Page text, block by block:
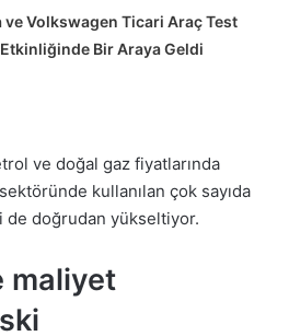
ve Volkswagen Ticari Araç Test
Bir Araya Geldi
ve doğal gaz fiyatlarında
kullanılan çok sayıda
de doğrudan yükseltiyor.
maliyet